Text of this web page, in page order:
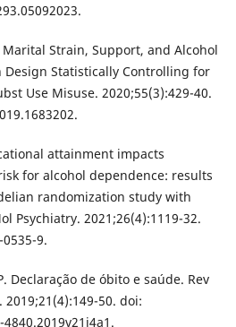
Marital Strain, Support, and Alcohol
Design Statistically Controlling for
Use Misuse. 2020;55(3):429-40.
attainment impacts
for alcohol dependence: results
randomization study with
Psychiatry. 2021;26(4):1119-32.
9.
Declaração de óbito e saúde. Rev
2019;21(4):149-50. doi: